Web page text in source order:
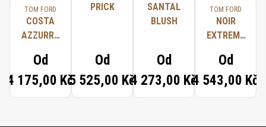
TOM FORD
COSTA
AZZURRA
Od
4 175,00 Kč
PRICK
Od
5 525,00 Kč
SANTAL
BLUSH
Od
4 273,00 Kč
TOM FORD
NOIR
EXTREME
Od
4 543,00 Kč